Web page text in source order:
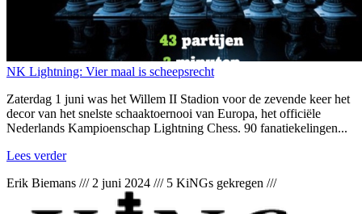
NK Lightning: Vier maal is scheepsrecht
Zaterdag 1 juni was het Willem II Stadion voor de zevende keer het
decor van het snelste schaaktoernooi van Europa, het officiële
Nederlands Kampioenschap Lightning Chess. 90 fanatiekelingen...
Lees verder
Erik Biemans /// 2 juni 2024 /// 5 KiNGs gekregen ///